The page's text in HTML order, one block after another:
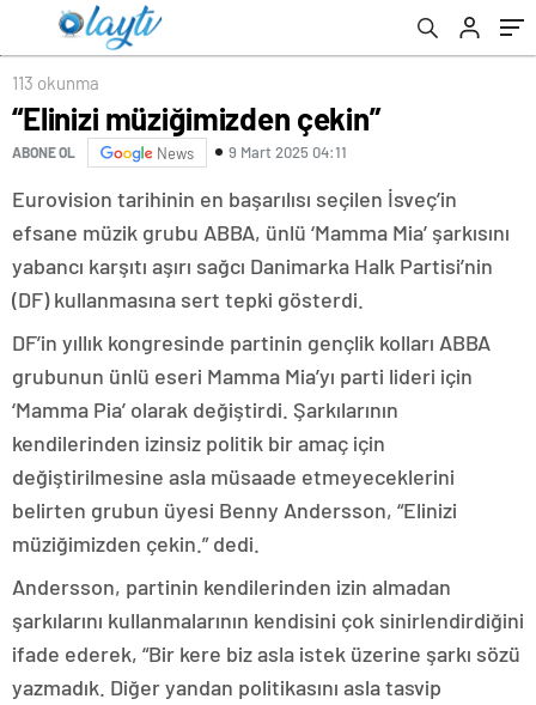
113 okunma
“Elinizi müziğimizden çekin”
ABONE OL News 9 Mart 2025 04:11
Eurovision tarihinin en başarılısı seçilen İsveç’in
efsane müzik grubu ABBA, ünlü ‘Mamma Mia’ şarkısını
yabancı karşıtı aşırı sağcı Danimarka Halk Partisi’nin
(DF) kullanmasına sert tepki gösterdi.
DF’in yıllık kongresinde partinin gençlik kolları ABBA
grubunun ünlü eseri Mamma Mia’yı parti lideri için
‘Mamma Pia’ olarak değiştirdi. Şarkılarının
kendilerinden izinsiz politik bir amaç için
değiştirilmesine asla müsaade etmeyeceklerini
belirten grubun üyesi Benny Andersson, “Elinizi
müziğimizden çekin.” dedi.
Andersson, partinin kendilerinden izin almadan
şarkılarını kullanmalarının kendisini çok sinirlendirdiğini
ifade ederek, “Bir kere biz asla istek üzerine şarkı sözü
yazmadık. Diğer yandan politikasını asla tasvip